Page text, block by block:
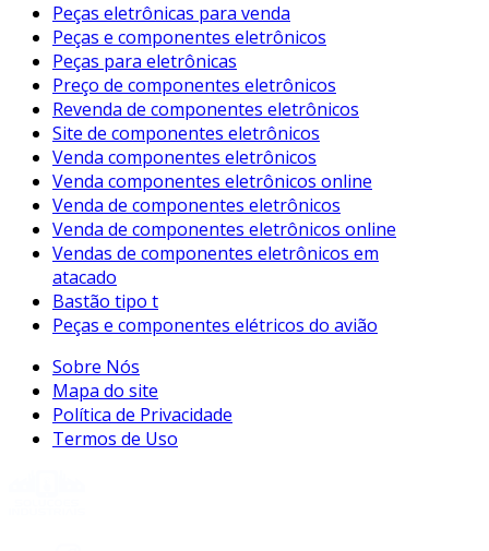
Peças eletrônicas para venda
Peças e componentes eletrônicos
Peças para eletrônicas
Preço de componentes eletrônicos
Revenda de componentes eletrônicos
Site de componentes eletrônicos
Venda componentes eletrônicos
Venda componentes eletrônicos online
Venda de componentes eletrônicos
Venda de componentes eletrônicos online
Vendas de componentes eletrônicos em
atacado
Bastão tipo t
Peças e componentes elétricos do avião
Sobre Nós
Mapa do site
Política de Privacidade
Termos de Uso